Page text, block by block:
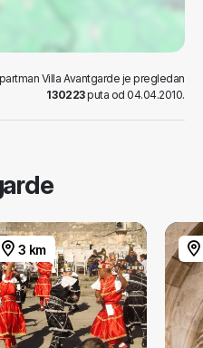
Villa Avantgarde je pregledan
130223puta od 04.04.2010.
3 km